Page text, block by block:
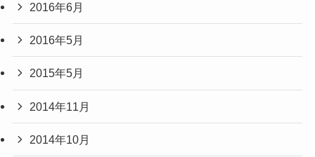
2016年6月
2016年5月
2015年5月
2014年11月
2014年10月